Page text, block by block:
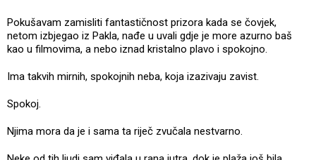
Pokušavam zamisliti fantastičnost prizora kada se čovjek,
netom izbjegao iz Pakla, nađe u uvali gdje je more azurno baš
kao u filmovima, a nebo iznad kristalno plavo i spokojno.
Ima takvih mirnih, spokojnih neba, koja izazivaju zavist.
Spokoj.
Njima mora da je i sama ta riječ zvučala nestvarno.